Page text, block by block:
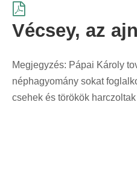
Vécsey, az
Megjegyzés: Pápai Károly
néphagyomány sokat
csehek és törökök